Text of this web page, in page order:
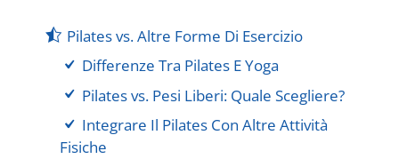
Pilates vs. Altre Forme Di Esercizio
Differenze Tra Pilates E Yoga
Pilates vs. Pesi Liberi: Quale Scegliere?
Integrare Il Pilates Con Altre Attività
Fisiche